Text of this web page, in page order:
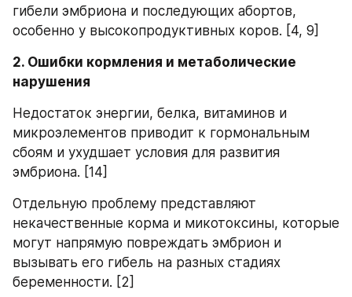
гибели эмбриона и последующих абортов,
особенно у высокопродуктивных коров. [4, 9]
2. Ошибки кормления и метаболические
нарушения
Недостаток энергии, белка, витаминов и
микроэлементов приводит к гормональным
сбоям и ухудшает условия для развития
эмбриона. [14]
Отдельную проблему представляют
некачественные корма и микотоксины, которые
могут напрямую повреждать эмбрион и
вызывать его гибель на разных стадиях
беременности. [2]